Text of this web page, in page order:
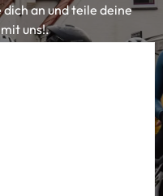
an und teile deine
uns!.